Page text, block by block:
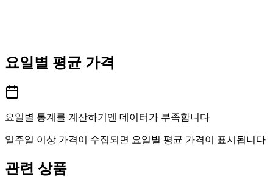
요일별 평균 가격
요일별 통계를 계산하기엔 데이터가 부족합니다
일주일 이상 가격이 수집되면 요일별 평균 가격이 표시됩니다
관련 상품